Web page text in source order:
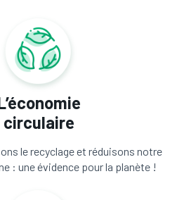
circulaire
le recyclage et réduisons notre
: une évidence pour la planète !